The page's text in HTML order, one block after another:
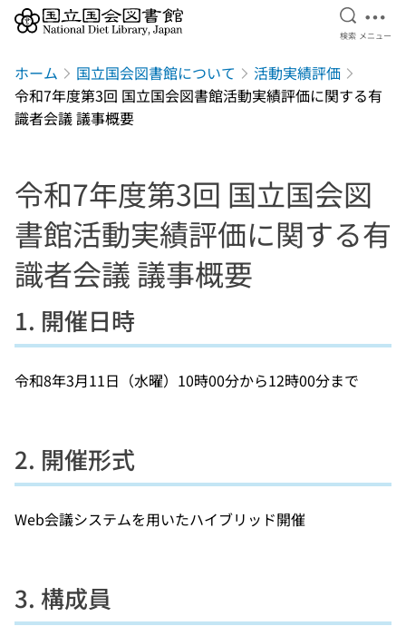
検索を
検索 メ
メニュー
ホーム 国立国会図書館について
活動実績評価
令和7年度第3回 国立国会図書館活動実績評価に関する有
識者会議 議事概要
令和7年度第3回 国立国会図
書館活動実績評価に関する有
識者会議 議事概要
1. 開催日時
令和8年3月11日（水曜）10時00分から12時00分まで
2. 開催形式
Web会議システムを用いたハイブリッド開催
3. 構成員